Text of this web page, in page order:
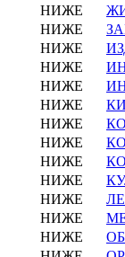
НИЖЕ
НИЖЕ
НИЖЕ
НИЖЕ
НИЖЕ
НИЖЕ
НИЖЕ
НИЖЕ
НИЖЕ
НИЖЕ
НИЖЕ
НИЖЕ
НИЖЕ